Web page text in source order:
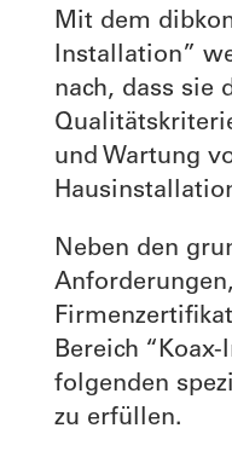
Mit dem
Installation”
nach, dass sie
und Wartung
Neben den
Bereich
folgenden
zu erfüllen.